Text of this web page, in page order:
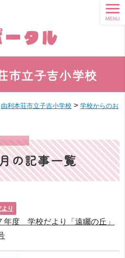
市立子吉小学校
MENU
由利本荘市立子吉小学校 >学校からのお
の記事一覧
り
年度 学校だより「遠矚の丘」